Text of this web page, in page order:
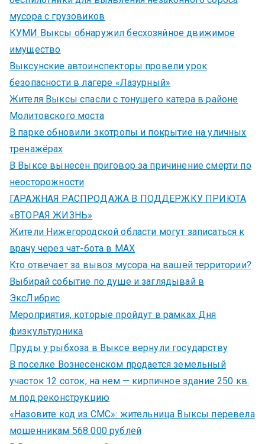
мусора с грузовиков
КУМИ Выксы обнаружил бесхозяйное движимое
имущество
Выксунские автоинспекторы провели урок
безопасности в лагере «Лазурный»
Жителя Выксы спасли с тонущего катера в районе
Молитовского моста
В парке обновили экотропы и покрытие на уличных
тренажёрах
В Выксе вынесен приговор за причинение смерти по
неосторожности
ГАРАЖНАЯ РАСПРОДАЖА В ПОДДЕРЖКУ ПРИЮТА
«ВТОРАЯ ЖИЗНЬ»
Жители Нижегородской области могут записаться к
врачу через чат-бота в MAX
Кто отвечает за вывоз мусора на вашей территории?
Выбирай событие по душе и заглядывай в
ЭксЛибрис
Мероприятия, которые пройдут в рамках Дня
физкультурника
Пруды у рыбхоза в Выксе вернули государству
В поселке Вознесенском продается земельный
участок 12 соток, на нем — кирпичное здание 250 кв.
м под реконструкцию
«Назовите код из СМС»: жительница Выксы перевела
мошенникам 568 000 рублей